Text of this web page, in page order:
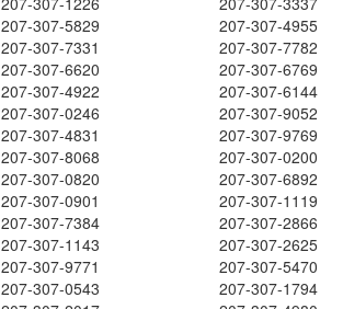
207-307-5829 207-307-4955
207-307-7331 207-307-7782
207-307-6620 207-307-6769
207-307-4922 207-307-6144
207-307-0246 207-307-9052
207-307-4831 207-307-9769
207-307-8068 207-307-0200
207-307-0820 207-307-6892
207-307-0901 207-307-1119
207-307-7384 207-307-2866
207-307-1143 207-307-2625
207-307-9771 207-307-5470
207-307-0543 207-307-1794